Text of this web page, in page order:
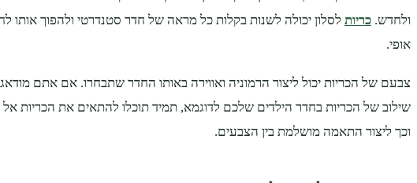
ולחדש. כריות לסלון יכולה לשנות בקלות כל מראה של חדר סטנדרטי ולהפוך אותו
אופי.
צבעם של הכריות יכול ליצור הרמוניה ואווירה באותו החדר שתבחרו. אם אתם
שילוב של הכריות בחדר הילדים שלכם לדוגמא, תמיד תוכלו להתאים את הכריות אל
וכך ליצור התאמה מושלמת בין הצבעים.